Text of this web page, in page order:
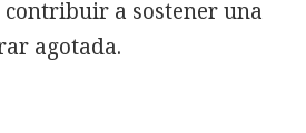
contribuir a sostener una
agotada.